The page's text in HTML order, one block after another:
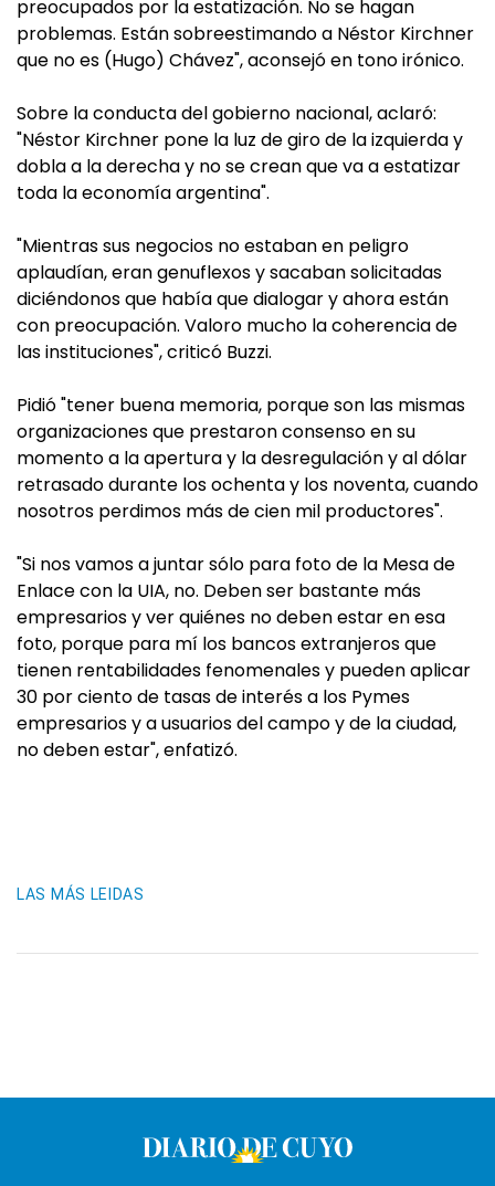
preocupados por la estatización. No se hagan
problemas. Están sobreestimando a Néstor Kirchner
que no es (Hugo) Chávez", aconsejó en tono irónico.
Sobre la conducta del gobierno nacional, aclaró:
"Néstor Kirchner pone la luz de giro de la izquierda y
dobla a la derecha y no se crean que va a estatizar
toda la economía argentina".
"Mientras sus negocios no estaban en peligro
aplaudían, eran genuflexos y sacaban solicitadas
diciéndonos que había que dialogar y ahora están
con preocupación. Valoro mucho la coherencia de
las instituciones", criticó Buzzi.
Pidió "tener buena memoria, porque son las mismas
organizaciones que prestaron consenso en su
momento a la apertura y la desregulación y al dólar
retrasado durante los ochenta y los noventa, cuando
nosotros perdimos más de cien mil productores".
"Si nos vamos a juntar sólo para foto de la Mesa de
Enlace con la UIA, no. Deben ser bastante más
empresarios y ver quiénes no deben estar en esa
foto, porque para mí los bancos extranjeros que
tienen rentabilidades fenomenales y pueden aplicar
30 por ciento de tasas de interés a los Pymes
empresarios y a usuarios del campo y de la ciudad,
no deben estar", enfatizó.
LAS MÁS LEIDAS